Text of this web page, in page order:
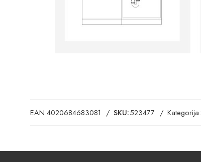
EAN:4020684683081 SKU:523477 Kategorija: